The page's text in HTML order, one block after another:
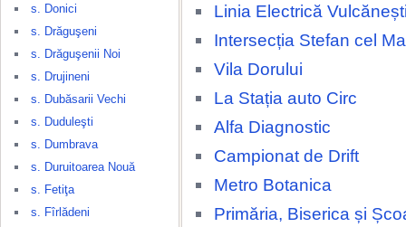
s. Donici
s. Drăguşeni
s. Drăguşenii Noi
s. Drujineni
s. Dubăsarii Vechi
s. Duduleşti
s. Dumbrava
s. Duruitoarea Nouă
s. Fetiţa
s. Fîrlădeni
Linia Electrică
Intersecția Stefan cel
Vila Dorului
La Stația auto Circ
Alfa Diagnostic
Campionat de Drift
Metro Botanica
Primăria, Biserica și